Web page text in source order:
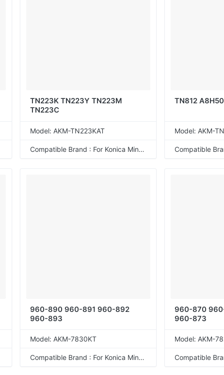
TN223K TN223Y TN223M
TN223C
Model: AKM-TN223KAT
Compatible Brand : For Konica Minolta
TN812
Model: AKM-
960-890 960-891 960-892
960-893
Model: AKM-7830KT
Compatible Brand : For Konica Minolta
960-870
960-873
Model: AKM-